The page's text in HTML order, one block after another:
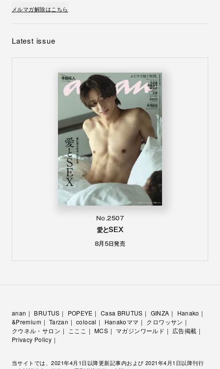
メルマガ解除はこちら
Latest issue
No.2507
愛とSEX
8月5日発売
anan BRUTUS POPEYE Casa BRUTUS GINZA
Hanako
&Premium
Tarzan colocal Hanakoママ
クロワッサン
クウネル・サロン
こここ MCS マガジンワールド
広告掲載
Privacy Policy
当サイトでは、2021年4月1日以降更新記事内および 2021年4月1日以降刊行